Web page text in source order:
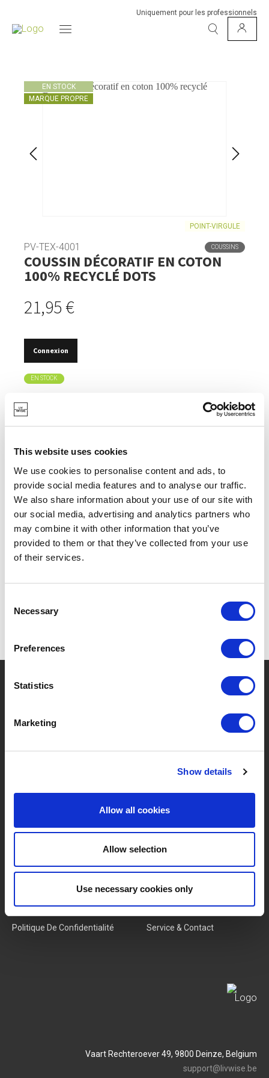
This website uses cookies
We use cookies to personalise content and ads, to
provide social media features and to analyse our traffic.
We also share information about your use of our site with
our social media, advertising and analytics partners who
may combine it with other information that you’ve
provided to them or that they’ve collected from your use
of their services.
Selection
Necessary
Preferences
Statistics
Marketing
Show details
Allow all cookies
Allow selection
Use necessary cookies only
Uniquement pour les professionnels
EN STOCK
MARQUE PROPRE
POINT-VIRGULE
PV-TEX-4001 COUSSINS
COUSSIN DÉCORATIF EN COTON
100% RECYCLÉ DOTS
21,95 €
Connexion
EN STOCK
FABRIQUÉ EN COTON ET POLYESTER 100 %
LAVABLE EN MACHINE.
TAIE D'OREILLER AMOVIBLE.
?
Nouveaux Produits
À Propos De Nous
Offres D'emploi
SERVICES
Politique De Confidentialité
MY LIVWISE-PRO LOGIN
Service & Contact
Vaart Rechteroever 49, 9800 Deinze, Belgium
support@livwise.be